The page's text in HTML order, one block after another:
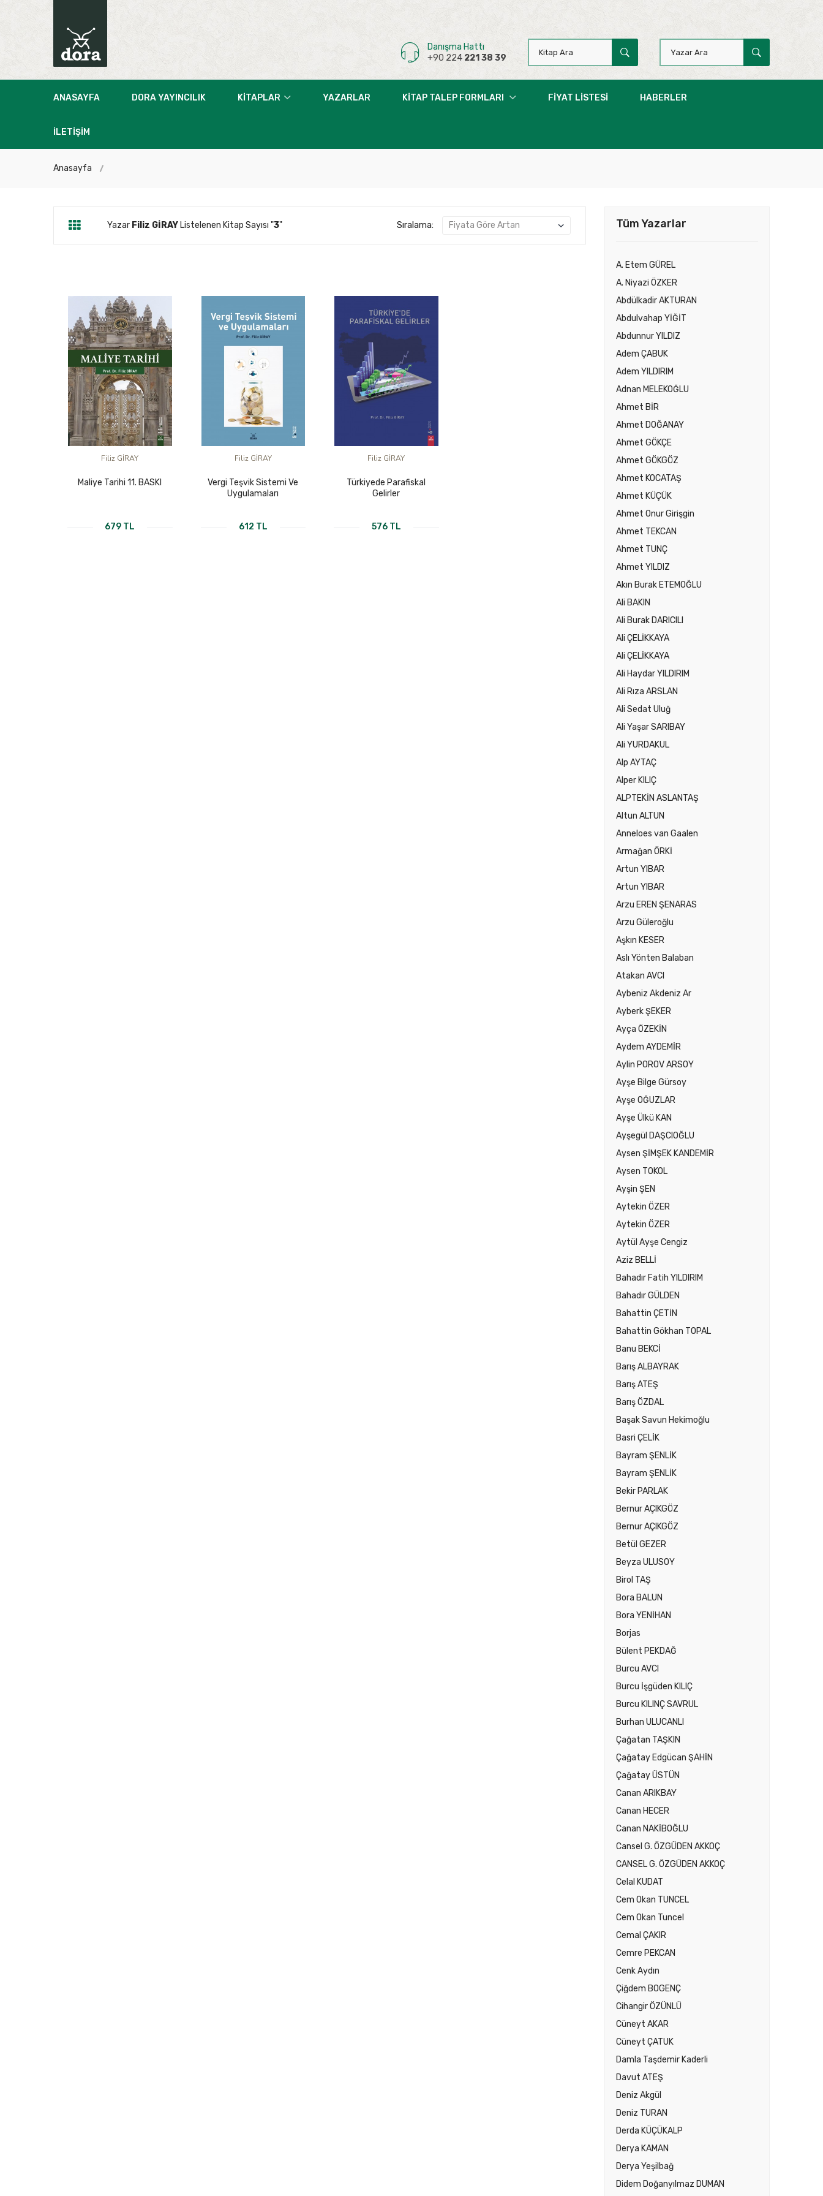
Danışma Hattı
+90 224 221 38 39
ANASAYFA DORA YAYINCILIK KITAPLAR YAZARLAR KITAP TALEP FORMLARI FIYAT LISTESI HABERLER
İLETIŞIM
Anasayfa
Yazar Filiz GİRAY Listelenen Kitap Sayısı "3" Sıralama:
Filiz GİRAY
Maliye Tarihi 11. BASKI
679 TL
Filiz GİRAY
Vergi Teşvik Sistemi Ve
Uygulamaları
612 TL
Filiz GİRAY
Türkiyede Parafiskal
Gelirler
576 TL
Tüm Yazarlar
A. Etem GÜREL
A. Niyazi ÖZKER
Abdülkadir AKTURAN
Abdulvahap YİĞİT
Abdunnur YILDIZ
Adem ÇABUK
Adem YILDIRIM
Adnan MELEKOĞLU
Ahmet BİR
Ahmet DOĞANAY
Ahmet GÖKÇE
Ahmet GÖKGÖZ
Ahmet KOCATAŞ
Ahmet KÜÇÜK
Ahmet Onur Girişgin
Ahmet TEKCAN
Ahmet TUNÇ
Ahmet YILDIZ
Akın Burak ETEMOĞLU
Ali BAKIN
Ali Burak DARICILI
Ali ÇELİKKAYA
Ali ÇELİKKAYA
Ali Haydar YILDIRIM
Ali Rıza ARSLAN
Ali Sedat Uluğ
Ali Yaşar SARIBAY
Ali YURDAKUL
Alp AYTAÇ
Alper KILIÇ
ALPTEKİN ASLANTAŞ
Altun ALTUN
Anneloes van Gaalen
Armağan ÖRKİ
Artun YIBAR
Artun YIBAR
Arzu EREN ŞENARAS
Arzu Güleroğlu
Aşkın KESER
Aslı Yönten Balaban
Atakan AVCI
Aybeniz Akdeniz Ar
Ayberk ŞEKER
Ayça ÖZEKİN
Aydem AYDEMİR
Aylin POROV ARSOY
Ayşe Bilge Gürsoy
Ayşe OĞUZLAR
Ayşe Ülkü KAN
Ayşegül DAŞCIOĞLU
Aysen ŞİMŞEK KANDEMİR
Aysen TOKOL
Ayşin ŞEN
Aytekin ÖZER
Aytekin ÖZER
Aytül Ayşe Cengiz
Aziz BELLİ
Bahadır Fatih YILDIRIM
Bahadır GÜLDEN
Bahattin ÇETİN
Bahattin Gökhan TOPAL
Banu BEKCİ
Barış ALBAYRAK
Barış ATEŞ
Barış ÖZDAL
Başak Savun Hekimoğlu
Basri ÇELİK
Bayram ŞENLİK
Bayram ŞENLİK
Bekir PARLAK
Bernur AÇIKGÖZ
Bernur AÇIKGÖZ
Betül GEZER
Beyza ULUSOY
Birol TAŞ
Bora BALUN
Bora YENİHAN
Borjas
Bülent PEKDAĞ
Burcu AVCI
Burcu İşgüden KILIÇ
Burcu KILINÇ SAVRUL
Burhan ULUCANLI
Çağatan TAŞKIN
Çağatay Edgücan ŞAHİN
Çağatay ÜSTÜN
Canan ARIKBAY
Canan HECER
Canan NAKİBOĞLU
Cansel G. ÖZGÜDEN AKKOÇ
CANSEL G. ÖZGÜDEN AKKOÇ
Celal KUDAT
Cem Okan TUNCEL
Cem Okan Tuncel
Cemal ÇAKIR
Cemre PEKCAN
Cenk Aydın
Çiğdem BOGENÇ
Cihangir ÖZÜNLÜ
Cüneyt AKAR
Cüneyt ÇATUK
Damla Taşdemir Kaderli
Davut ATEŞ
Deniz Akgül
Deniz TURAN
Derda KÜÇÜKALP
Derya KAMAN
Derya Yeşilbağ
Didem Doğanyılmaz DUMAN